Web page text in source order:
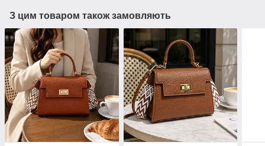
З цим товаром також замовляють